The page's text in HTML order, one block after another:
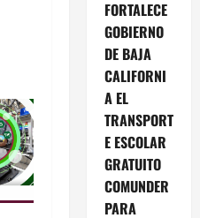
FORTALECE
GOBIERNO
DE BAJA
CALIFORNI
A EL
TRANSPORT
E ESCOLAR
GRATUITO
COMUNDER
PARA